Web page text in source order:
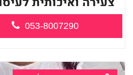
053-8007290